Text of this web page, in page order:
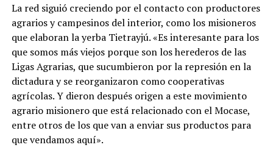
La red siguió creciendo por el contacto con productores
agrarios y campesinos del interior, como los misioneros
que elaboran la yerba Tietrayjú. «Es interesante para los
que somos más viejos porque son los herederos de las
Ligas Agrarias, que sucumbieron por la represión en la
dictadura y se reorganizaron como cooperativas
agrícolas. Y dieron después origen a este movimiento
agrario misionero que está relacionado con el Mocase,
entre otros de los que van a enviar sus productos para
que vendamos aquí».